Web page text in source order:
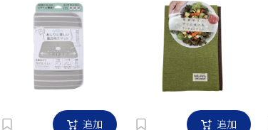
追加 追加